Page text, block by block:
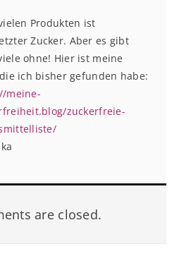
Produkten ist
Zucker. Aber es gibt
ohne! Hier ist meine
ich bisher gefunden habe:
meine-
zuckerfreie-
are closed.